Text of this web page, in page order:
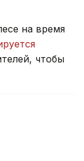
на время
чтобы